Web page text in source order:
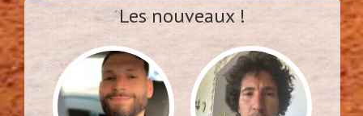
Les nouveaux !